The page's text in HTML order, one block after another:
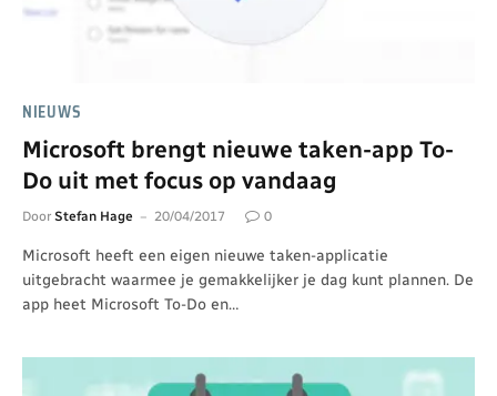
NIEUWS
Microsoft brengt nieuwe taken-app To-
Do uit met focus op vandaag
Door Stefan Hage 20/04/2017 0
Microsoft heeft een eigen nieuwe taken-applicatie
uitgebracht waarmee je gemakkelijker je dag kunt plannen. De
app heet Microsoft To-Do en…